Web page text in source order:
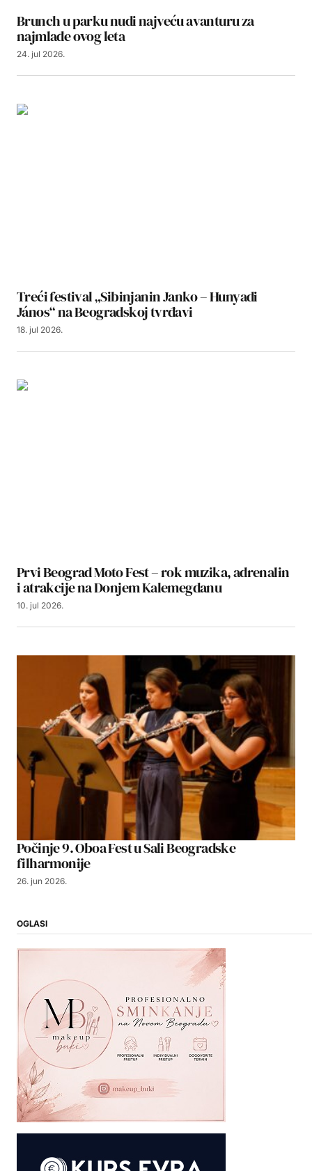
Brunch u parku nudi najveću avanturu za
najmlađe ovog leta
24. jul 2026.
Treći festival „Sibinjanin Janko – Hunyadi
János“ na Beogradskoj tvrđavi
18. jul 2026.
Prvi Beograd Moto Fest – rok muzika, adrenalin
i atrakcije na Donjem Kalemegdanu
10. jul 2026.
Počinje 9. Oboa Fest u Sali Beogradske
filharmonije
26. jun 2026.
OGLASI